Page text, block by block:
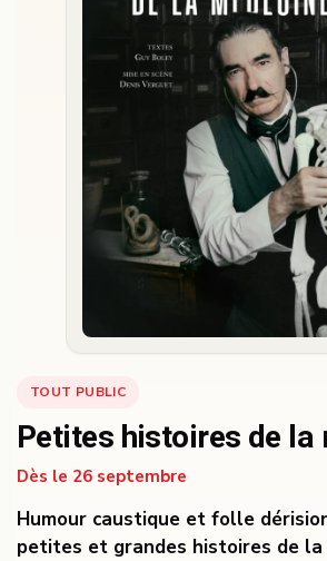
TOUT PUBLIC
Petites histoires de la
Dès le 26 septembre
Humour caustique et folle
petites et grandes histoires de la